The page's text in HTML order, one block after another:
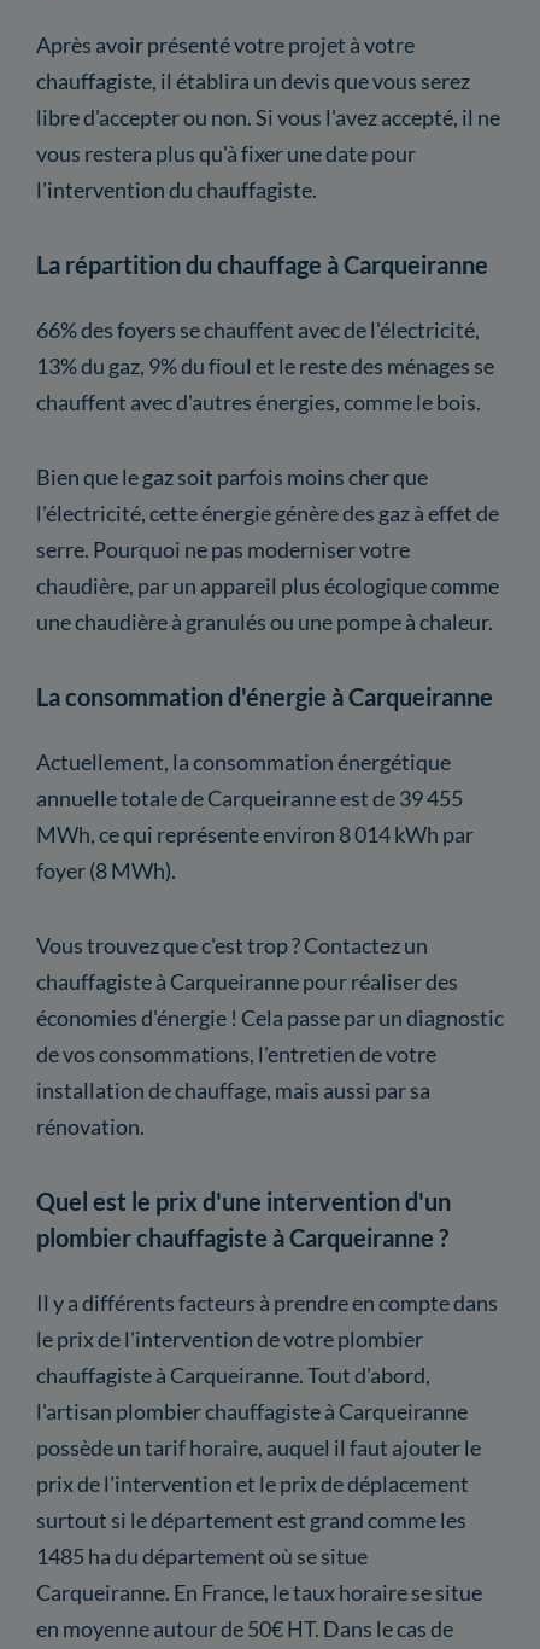
Après avoir présenté votre projet à votre
chauffagiste, il établira un devis que vous serez
libre d'accepter ou non. Si vous l'avez accepté, il ne
vous restera plus qu'à fixer une date pour
l'intervention du chauffagiste.
La répartition du chauffage à Carqueiranne
66% des foyers se chauffent avec de l'électricité,
13% du gaz, 9% du fioul et le reste des ménages se
chauffent avec d'autres énergies, comme le bois.
Bien que le gaz soit parfois moins cher que
l'électricité, cette énergie génère des gaz à effet de
serre. Pourquoi ne pas moderniser votre
chaudière, par un appareil plus écologique comme
une chaudière à granulés ou une pompe à chaleur.
La consommation d'énergie à Carqueiranne
Actuellement, la consommation énergétique
annuelle totale de Carqueiranne est de 39 455
MWh, ce qui représente environ 8 014 kWh par
foyer (8 MWh).
Vous trouvez que c'est trop ? Contactez un
chauffagiste à Carqueiranne pour réaliser des
économies d'énergie ! Cela passe par un diagnostic
de vos consommations, l'entretien de votre
installation de chauffage, mais aussi par sa
rénovation.
Quel est le prix d'une intervention d'un
plombier chauffagiste à Carqueiranne ?
Il y a différents facteurs à prendre en compte dans
le prix de l'intervention de votre plombier
chauffagiste à Carqueiranne. Tout d'abord,
l'artisan plombier chauffagiste à Carqueiranne
possède un tarif horaire, auquel il faut ajouter le
prix de l'intervention et le prix de déplacement
surtout si le département est grand comme les
1485 ha du département où se situe
Carqueiranne. En France, le taux horaire se situe
en moyenne autour de 50€ HT. Dans le cas de